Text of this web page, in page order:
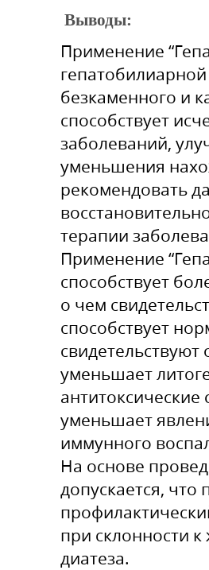
Выводы:
Применение
безкаменного и
способствует
заболеваний,
уменьшения
рекомендовать
терапии
Применение
способствует
о чем
способствует
уменьшает
уменьшает
иммунного
На основе
допускается, что
при склонности
диатеза.